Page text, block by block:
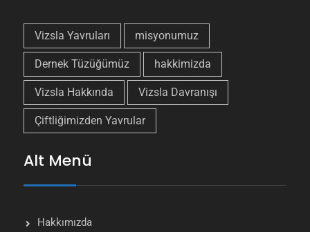
Vizsla Yavruları misyonumuz
Dernek Tüzüğümüz hakkimizda
Vizsla Hakkında Vizsla Davranışı
Çiftliğimizden Yavrular
Alt Menü
Hakkımızda